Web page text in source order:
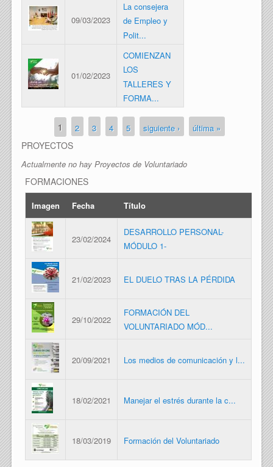
09/03/2023
La consejera
de Empleo y
Polit...
01/02/2023
COMIENZAN
LOS
TALLERES Y
FORMA...
Páginas
1 2 3 4 5 siguiente › última »
PROYECTOS
Actualmente no hay Proyectos de Voluntariado
FORMACIONES
Imagen Fecha Título
23/02/2024
DESARROLLO PERSONAL-
MÓDULO 1-
21/02/2023 EL DUELO TRAS LA PÉRDIDA
29/10/2022
FORMACIÓN DEL
VOLUNTARIADO MÓD...
20/09/2021 Los medios de comunicación y l...
18/02/2021 Manejar el estrés durante la c...
18/03/2019 Formación del Voluntariado